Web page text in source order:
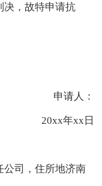
决，故特申请抗
申请人：
20xx年xx日
司，住所地济南